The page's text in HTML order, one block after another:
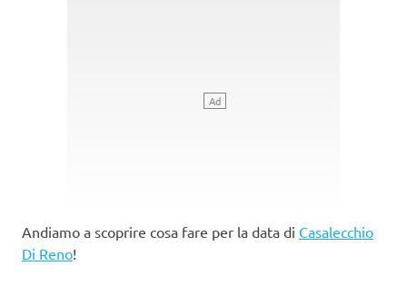
Andiamo a scoprire cosa fare per la data di Casalecchio
Di Reno!